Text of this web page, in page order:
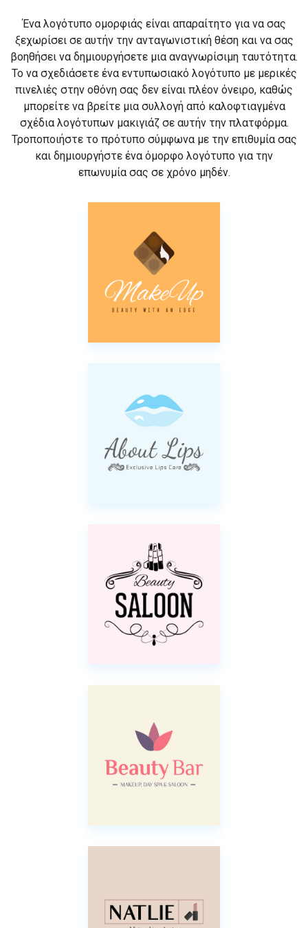
Ένα λογότυπο ομορφιάς είναι απαραίτητο για να σας
ξεχωρίσει σε αυτήν την ανταγωνιστική θέση και να σας
βοηθήσει να δημιουργήσετε μια αναγνωρίσιμη ταυτότητα.
Το να σχεδιάσετε ένα εντυπωσιακό λογότυπο με μερικές
πινελιές στην οθόνη σας δεν είναι πλέον όνειρο, καθώς
μπορείτε να βρείτε μια συλλογή από καλοφτιαγμένα
σχέδια λογότυπων μακιγιάζ σε αυτήν την πλατφόρμα.
Τροποποιήστε το πρότυπο σύμφωνα με την επιθυμία σας
και δημιουργήστε ένα όμορφο λογότυπο για την
επωνυμία σας σε χρόνο μηδέν.